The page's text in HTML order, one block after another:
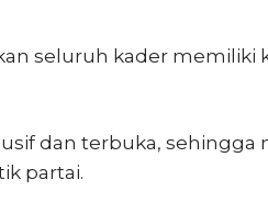
seluruh kader memiliki
dan terbuka, sehingga
partai.